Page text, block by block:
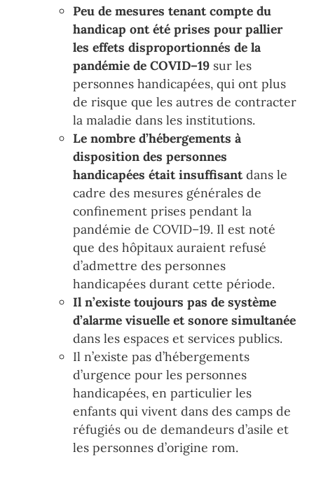
Peu de mesures tenant compte du
handicap ont été prises pour pallier
les effets disproportionnés de la
pandémie de COVID–19 sur les
personnes handicapées, qui ont plus
de risque que les autres de contracter
la maladie dans les institutions.
Le nombre d’hébergements à
disposition des personnes
handicapées était insuffisantdans le
cadre des mesures générales de
confinement prises pendant la
pandémie de COVID–19. Il est noté
que des hôpitaux auraient refusé
d’admettre des personnes
handicapées durant cette période.
Il n’existe toujours pas de système
d’alarme visuelle et sonore simultanée
dans les espaces et services publics.
Il n’existe pas d’hébergements
d’urgence pour les personnes
handicapées, en particulier les
enfants qui vivent dans des camps de
réfugiés ou de demandeurs d’asile et
les personnes d’origine rom.